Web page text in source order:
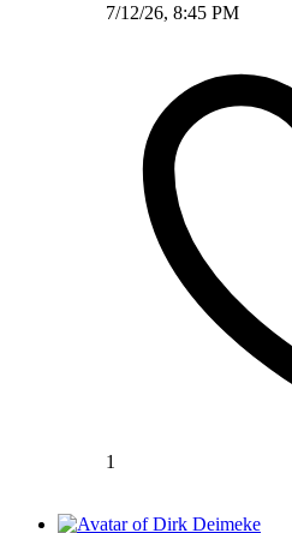
7/12/26, 8:45 PM
1